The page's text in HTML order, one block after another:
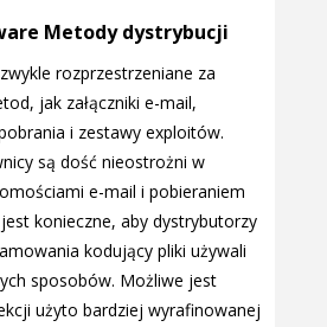
Metody dystrybucji
rozprzestrzeniane za
jak załączniki e-mail,
i zestawy exploitów.
są dość nieostrożni w
e-mail i pobieraniem
konieczne, aby dystrybutorzy
kodujący pliki używali
sposobów. Możliwe jest
użyto bardziej wyrafinowanej